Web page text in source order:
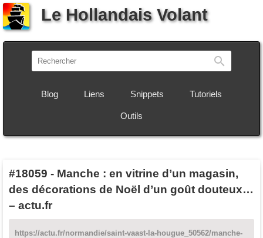
Le Hollandais Volant
Blog Liens Snippets Tutoriels
Outils
#18059 - Manche : en vitrine d’un magasin,
des décorations de Noël d’un goût douteux…
– actu.fr
https://actu.fr/normandie/saint-vaast-la-hougue_50562/manche-